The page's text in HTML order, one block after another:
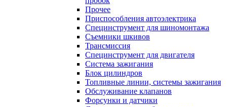
Прочее
Приспособления автоэлектрика
Специнструмент для шиномонтажа
Съемники шкивов
Трансмиссия
Специнструмент для двигателя
Система зажигания
Блок цилиндров
Топливные линии, системы зажигания
Обслуживание клапанов
Форсунки и датчики